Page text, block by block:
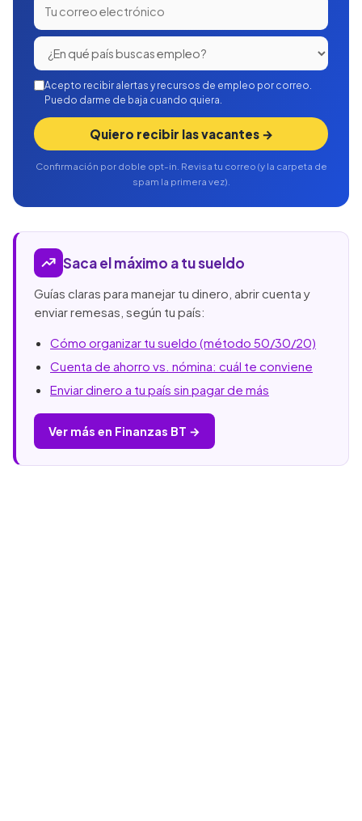
Acepto recibir alertas y recursos de empleo por correo.
Puedo darme de baja cuando quiera.
Quiero recibir las vacantes →
Confirmación por doble opt-in. Revisa tu correo (y la carpeta de
spam la primera vez).
Saca el máximo a tu sueldo
Guías claras para manejar tu dinero, abrir cuenta y
enviar remesas, según tu país:
Cómo organizar tu sueldo (método 50/30/20)
Cuenta de ahorro vs. nómina: cuál te conviene
Enviar dinero a tu país sin pagar de más
Ver más en Finanzas BT →